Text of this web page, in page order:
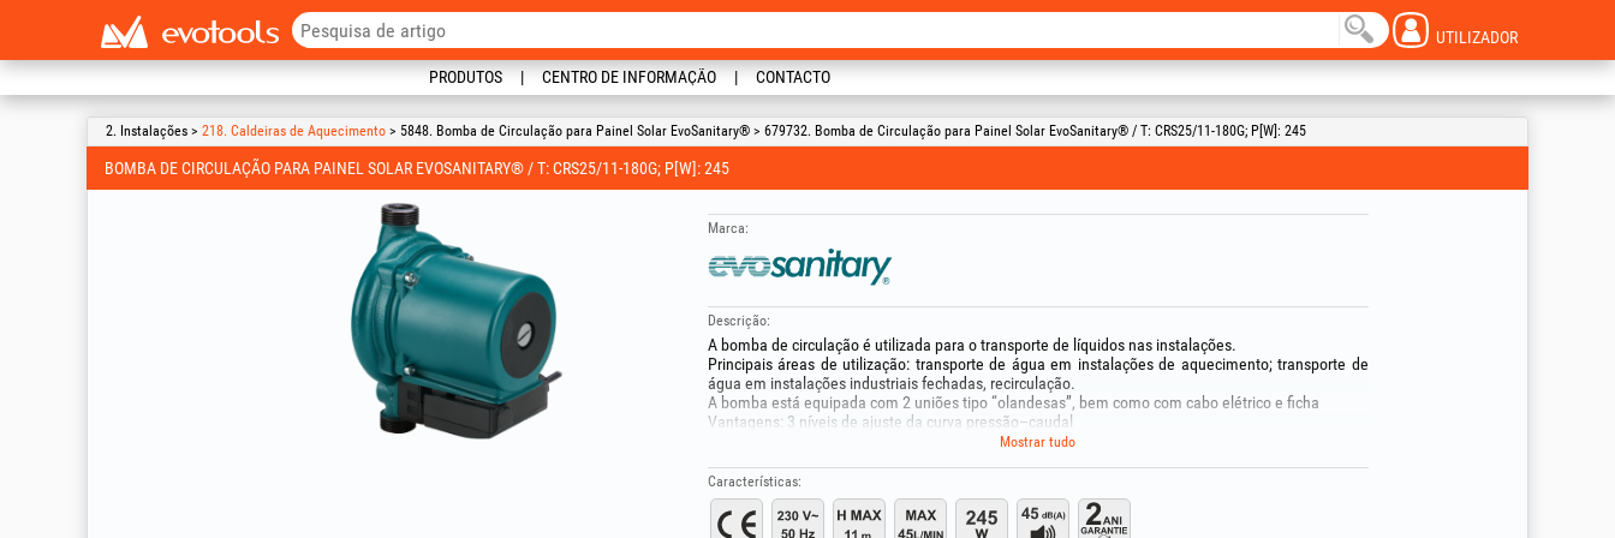
UTILIZADOR
PRODUTOS CENTRO DE INFORMAÇÃO CONTACTO
2. Instalações > 218. Caldeiras de Aquecimento > 5848. Bomba de Circulação para Painel Solar EvoSanitary® > 679732. Bomba de Circulação para Painel Solar EvoSanitary® / T: CRS25/11-180G; P[W]: 245
BOMBA DE CIRCULAÇÃO PARA PAINEL SOLAR EVOSANITARY® / T: CRS25/11-180G; P[W]: 245
Marca:
Descrição:
A bomba de circulação é utilizada para o transporte de líquidos nas instalações.
Principais áreas de utilização: transporte de água em instalações de aquecimento; transporte de
água em instalações industriais fechadas, recirculação.
A bomba está equipada com 2 uniões tipo “olandesas”, bem como com cabo elétrico e ficha
Vantagens: 3 níveis de ajuste da curva pressão–caudal
Equipada com fluxostato que arranca automaticamente a bomba quando deteta a circulação da
Motor elétrico 230V/50Hz , 245W com corpo em ferro fundido
Débito máximo: 45 L/min ;
Mostrar tudo
Características: